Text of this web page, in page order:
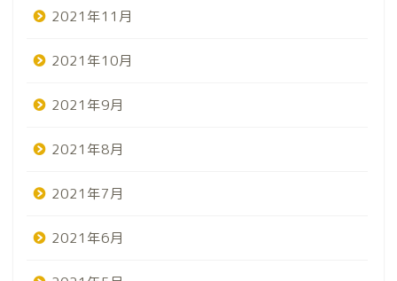
2021年11月
2021年10月
2021年9月
2021年8月
2021年7月
2021年6月